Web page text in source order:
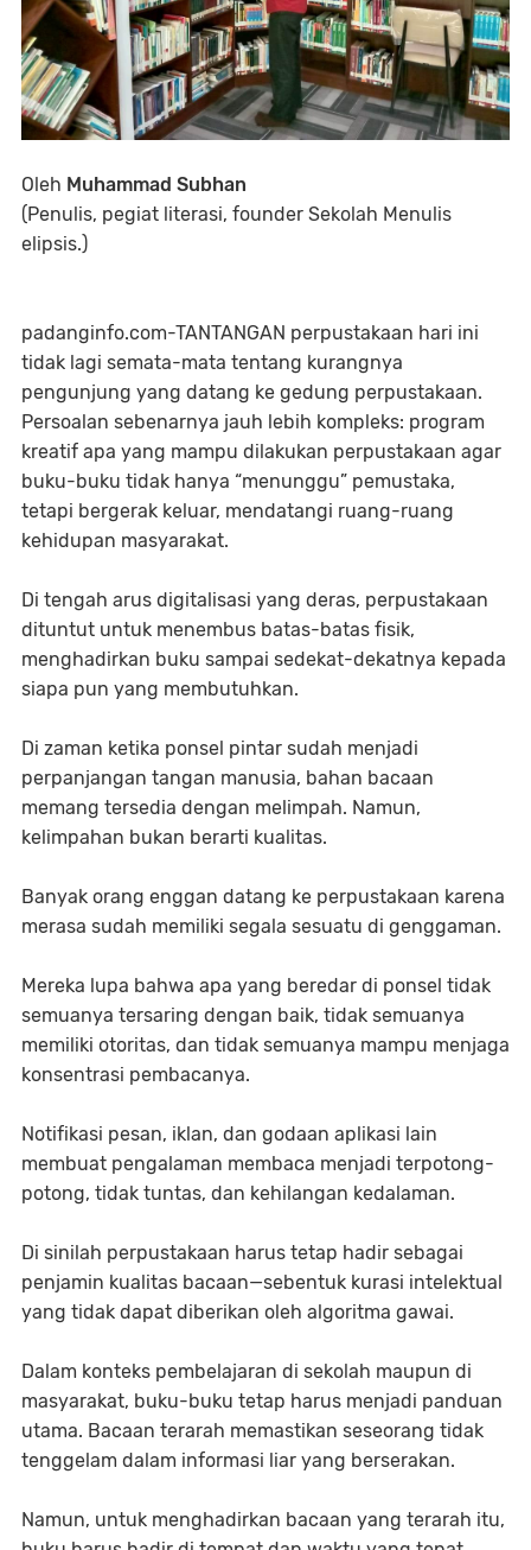
Oleh Muhammad Subhan
(Penulis, pegiat literasi, founder Sekolah Menulis
elipsis.)
padanginfo.com-TANTANGAN perpustakaan hari ini
tidak lagi semata-mata tentang kurangnya
pengunjung yang datang ke gedung perpustakaan.
Persoalan sebenarnya jauh lebih kompleks: program
kreatif apa yang mampu dilakukan perpustakaan agar
buku-buku tidak hanya “menunggu” pemustaka,
tetapi bergerak keluar, mendatangi ruang-ruang
kehidupan masyarakat.
Di tengah arus digitalisasi yang deras, perpustakaan
dituntut untuk menembus batas-batas fisik,
menghadirkan buku sampai sedekat-dekatnya kepada
siapa pun yang membutuhkan.
Di zaman ketika ponsel pintar sudah menjadi
perpanjangan tangan manusia, bahan bacaan
memang tersedia dengan melimpah. Namun,
kelimpahan bukan berarti kualitas.
Banyak orang enggan datang ke perpustakaan karena
merasa sudah memiliki segala sesuatu di genggaman.
Mereka lupa bahwa apa yang beredar di ponsel tidak
semuanya tersaring dengan baik, tidak semuanya
memiliki otoritas, dan tidak semuanya mampu menjaga
konsentrasi pembacanya.
Notifikasi pesan, iklan, dan godaan aplikasi lain
membuat pengalaman membaca menjadi terpotong-
potong, tidak tuntas, dan kehilangan kedalaman.
Di sinilah perpustakaan harus tetap hadir sebagai
penjamin kualitas bacaan—sebentuk kurasi intelektual
yang tidak dapat diberikan oleh algoritma gawai.
Dalam konteks pembelajaran di sekolah maupun di
masyarakat, buku-buku tetap harus menjadi panduan
utama. Bacaan terarah memastikan seseorang tidak
tenggelam dalam informasi liar yang berserakan.
Namun, untuk menghadirkan bacaan yang terarah itu,